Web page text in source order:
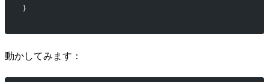
}
動かしてみます：